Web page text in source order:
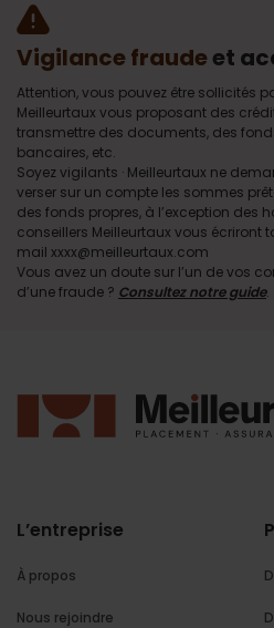
Vigilance fraudeet
Attention, vous pouvez être sollicités
Meilleurtaux vous proposant des
transmettre des documents, des
bancaires, etc.
Soyez vigilants · Meilleurtaux ne
verser sur un compte les sommes
des fonds propres, à l’exception des
conseillers Meilleurtaux vous écriront
mail xxxx@meilleurtaux.com
Vous avez un doute sur l’un de vos
d’une fraude ? Consultez notre guide.
L’entreprise
À propos
Nous rejoindre